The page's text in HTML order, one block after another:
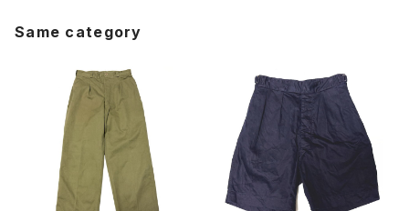
Same category